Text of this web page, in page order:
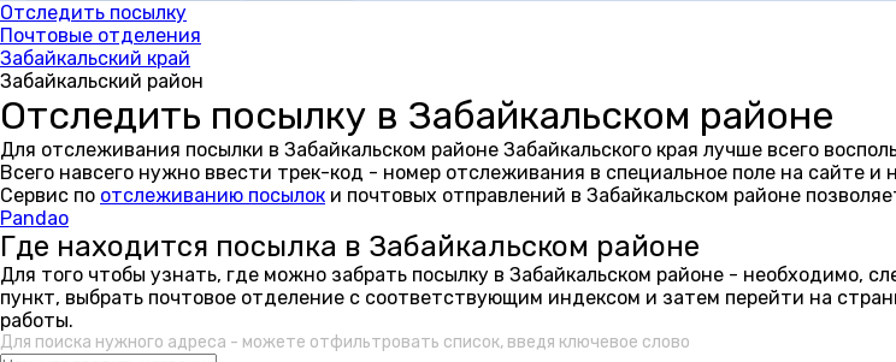
Отследить посылку
Почтовые отделения
Забайкальский край
Забайкальский район
Отследить посылку в Забайкальском районе
Для отслеживания посылки в Забайкальском районе Забайкальского края лучше всего
Всего навсего нужно ввести трек-код - номер отслеживания в специальное поле на сайте и
Сервис по отслеживанию посылок и почтовых отправлений в Забайкальском районе
Pandao
Где находится посылка в Забайкальском районе
Для того чтобы узнать, где можно забрать посылку в Забайкальском районе - необходимо,
пункт, выбрать почтовое отделение с соответствующим индексом и затем перейти на
работы.
Для поиска нужного адреса - можете отфильтровать список, введя ключевое слово